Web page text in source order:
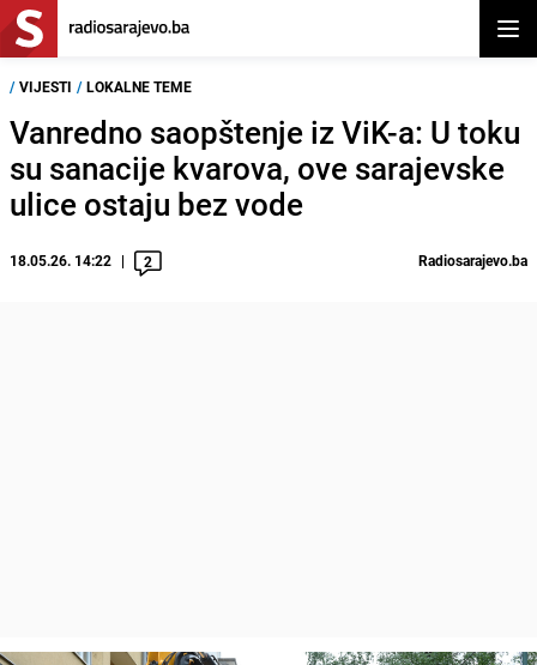
/ VIJESTI / LOKALNE TEME
Vanredno saopštenje iz ViK-a: U toku
su sanacije kvarova, ove sarajevske
ulice ostaju bez vode
18.05.26. 14:22 2 Radiosarajevo.ba